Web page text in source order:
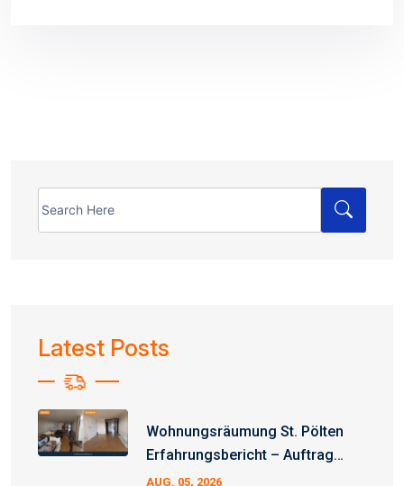
Latest Posts
Wohnungsräumung St. Pölten
Erfahrungsbericht – Auftrag
Erfolgreich Abgeschlossen
AUG. 05, 2026